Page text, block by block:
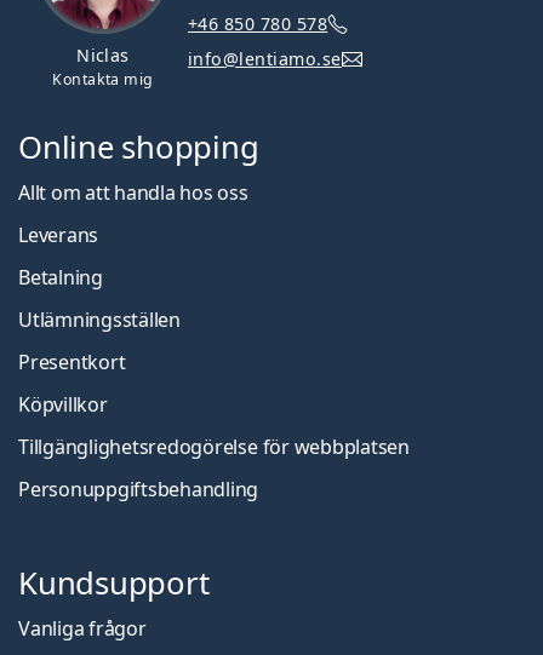
Niclas
Kontakta mig
+46 850 780 578
info@lentiamo.se
Online shopping
Allt om att handla hos oss
Leverans
Betalning
Utlämningsställen
Presentkort
Köpvillkor
Tillgänglighetsredogörelse för webbplatsen
Personuppgiftsbehandling
Kundsupport
Vanliga frågor